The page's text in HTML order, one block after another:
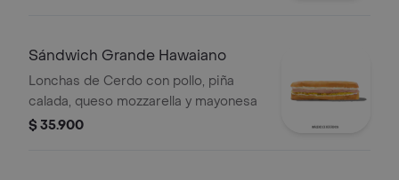
Qbano
Sándwich Grande Hawaiano
Lonchas de Cerdo con pollo, piña
calada, queso mozzarella y mayonesa
$ 35.900